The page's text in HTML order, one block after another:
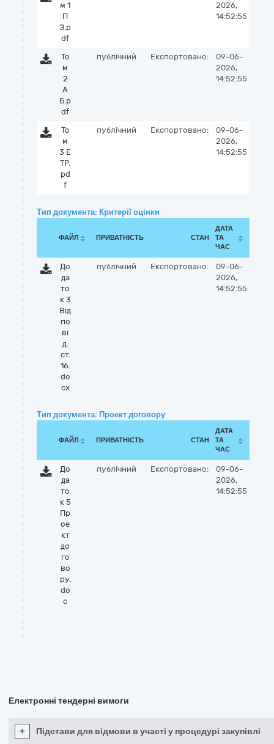
м 1
П
З.p
df
2026,
14:52:55
То
м
2
А
Б.p
df
публічний Експортовано:
09-06-
2026,
14:52:55
То
м
3 Е
ТР.
pd
f
публічний Експортовано:
09-06-
2026,
14:52:55
Тип документа: Критерії оцінки
ФАЙЛ ПРИВАТНІСТЬ СТАН
ДАТА
ТА
ЧАС
До
да
то
к 3
Від
по
ві
д.
ст.
16.
do
cx
публічний Експортовано:
09-06-
2026,
14:52:55
Тип документа: Проект договору
ФАЙЛ ПРИВАТНІСТЬ СТАН
ДАТА
ТА
ЧАС
До
да
то
к 5
Пр
ое
кт
до
го
во
ру.
do
c
публічний Експортовано:
09-06-
2026,
14:52:55
Електронні тендерні вимоги
+ Підстави для відмови в участі у процедурі закупівлі